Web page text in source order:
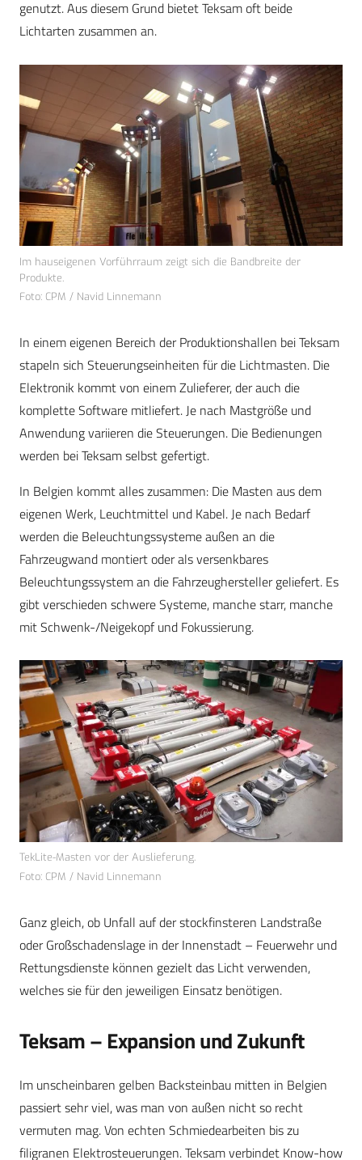
genutzt. Aus diesem Grund bietet Teksam oft beide
Lichtarten zusammen an.
Im hauseigenen Vorführraum zeigt sich die Bandbreite der
Produkte.
Foto: CPM / Navid Linnemann
In einem eigenen Bereich der Produktionshallen bei Teksam
stapeln sich Steuerungseinheiten für die Lichtmasten. Die
Elektronik kommt von einem Zulieferer, der auch die
komplette Software mitliefert. Je nach Mastgröße und
Anwendung variieren die Steuerungen. Die Bedienungen
werden bei Teksam selbst gefertigt.
In Belgien kommt alles zusammen: Die Masten aus dem
eigenen Werk, Leuchtmittel und Kabel. Je nach Bedarf
werden die Beleuchtungssysteme außen an die
Fahrzeugwand montiert oder als versenkbares
Beleuchtungssystem an die Fahrzeughersteller geliefert. Es
gibt verschieden schwere Systeme, manche starr, manche
mit Schwenk-/Neigekopf und Fokussierung.
TekLite-Masten vor der Auslieferung.
Foto: CPM / Navid Linnemann
Ganz gleich, ob Unfall auf der stockfinsteren Landstraße
oder Großschadenslage in der Innenstadt – Feuerwehr und
Rettungsdienste können gezielt das Licht verwenden,
welches sie für den jeweiligen Einsatz benötigen.
Teksam – Expansion und Zukunft
Im unscheinbaren gelben Backsteinbau mitten in Belgien
passiert sehr viel, was man von außen nicht so recht
vermuten mag. Von echten Schmiedearbeiten bis zu
filigranen Elektrosteuerungen. Teksam verbindet Know-how